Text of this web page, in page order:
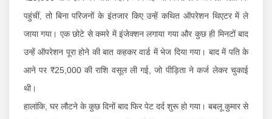
पहुंचीं, तो बिना परिजनों के इंतजार किए उन्हें कथित ऑपरेशन थिएटर में ले
जाया गया। एक छोटे से कमरे में इंजेक्शन लगाया गया और कुछ ही मिनटों बाद
उन्हें ऑपरेशन पूरा होने की बात कहकर वार्ड में भेज दिया गया। बाद में पति के
आने पर ₹25,000 की राशि वसूल ली गई, जो पीड़िता ने कर्ज लेकर चुकाई
थी।
हालांकि, घर लौटने के कुछ दिनों बाद फिर पेट दर्द शुरू हो गया। बबलू कुमार से